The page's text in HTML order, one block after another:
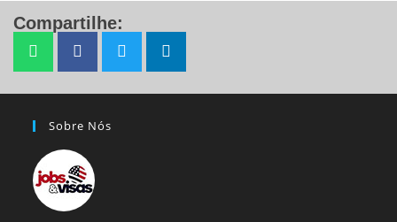
Compartilhe:
Sobre Nós